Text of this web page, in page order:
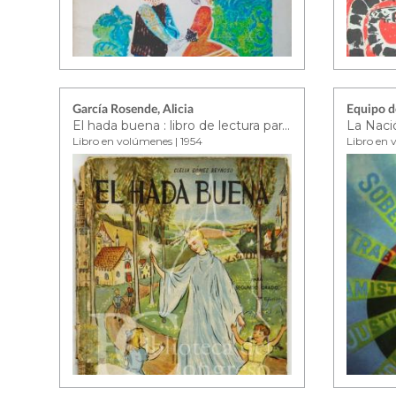
García Rosende, Alicia
El hada buena : libro de lectura para segundo grado
Libro en volúmenes | 1954 Libro en